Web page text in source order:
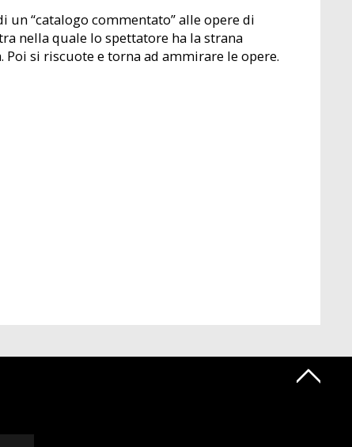
“catalogo commentato” alle opere di
nella quale lo spettatore ha la strana
si riscuote e torna ad ammirare le opere.